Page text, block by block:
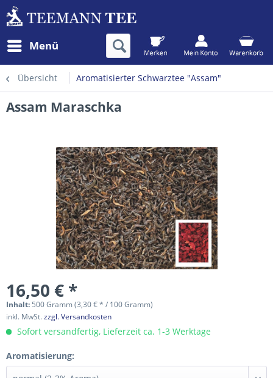
Menü
Übersicht Aromatisierter Schwarztee "Assam"
Assam Maraschka
16,50 € *
Inhalt: 500 Gramm (3,30 € * / 100 Gramm)
inkl. MwSt.zzgl. Versandkosten
Sofort versandfertig, Lieferzeit ca. 1-3 Werktage
Aromatisierung: